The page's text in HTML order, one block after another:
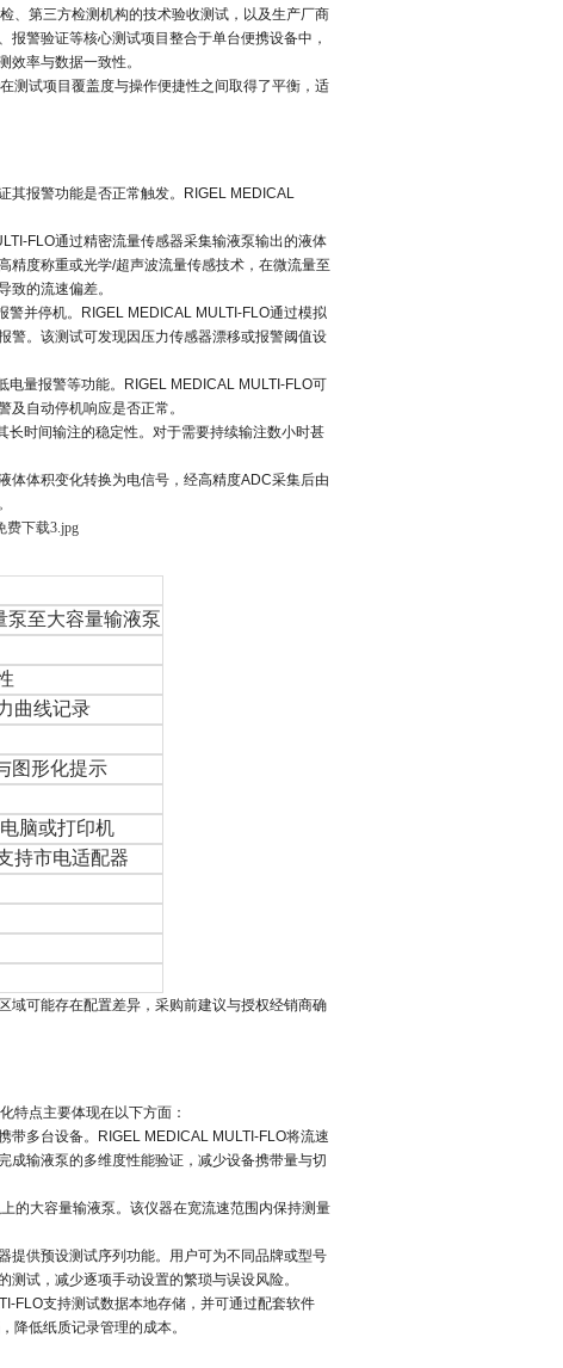
、第三方检测机构的技术验收测试，以及生产厂商
警验证等核心测试项目整合于单台便携设备中，
率与数据一致性。
在测试项目覆盖度与操作便捷性之间取得了平衡，适
报警功能是否正常触发。
RIGEL MEDICAL
FLO通过精密流量传感器采集输液泵输出的液体
精度称重或光学/超声波流量传感技术，在微流量至
致的流速偏差。
并停机。 RIGEL MEDICAL MULTI-FLO通过模拟
警。该测试可发现因压力传感器漂移或报警阈值设
量报警等功能。 RIGEL MEDICAL MULTI-FLO可
自动停机响应是否正常。
时间输注的稳定性。对于需要持续输注数小时甚
体体积变化转换为电信号，经高精度ADC采集后由
泵至大容量输液泵
曲线记录
图形化提示
脑或打印机
持市电适配器
域可能存在配置差异，采购前建议与授权经销商确
特点主要体现在以下方面：
带多台设备。 RIGEL MEDICAL MULTI-FLO将流速
成输液泵的多维度性能验证，减少设备携带量与切
的大容量输液泵。该仪器在宽流速范围内保持测量
提供预设测试序列功能。用户可为不同品牌或型号
试，减少逐项手动设置的繁琐与误设风险。
FLO支持测试数据本地存储，并可通过配套软件
降低纸质记录管理的成本。